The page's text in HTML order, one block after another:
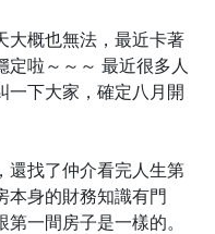
大概也無法，最近卡著
定啦～～～ 最近很多人
一下大家，確定八月開
還找了仲介看完人生第
本身的財務知識有門
一間房子是一樣的。